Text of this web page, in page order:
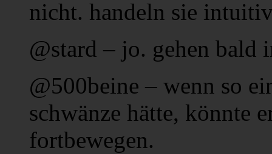
nicht. handeln sie
@stard – jo. gehen bald
@500beine – wenn so
schwänze hätte, könnte
fortbewegen.